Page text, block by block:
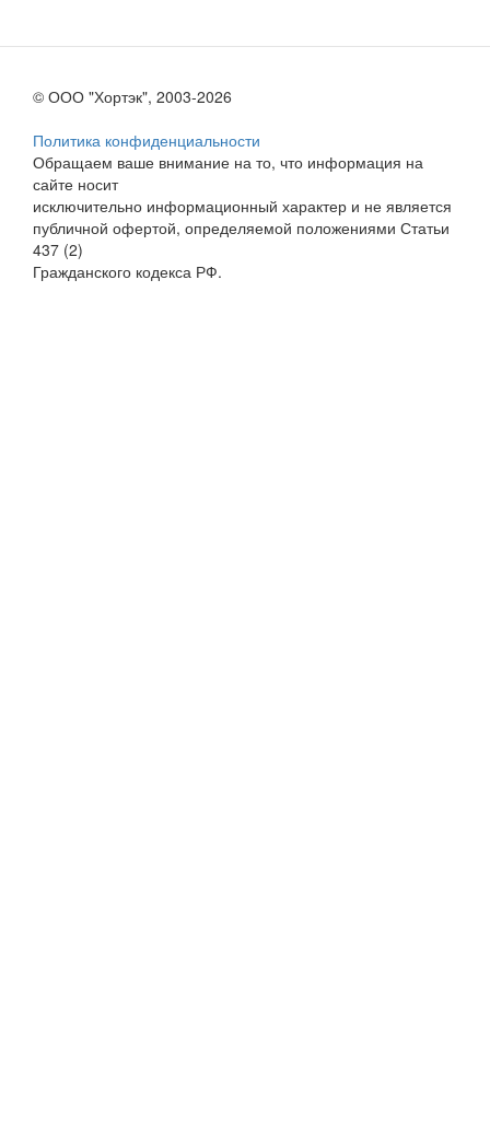
© ООО "Хортэк", 2003-2026
Политика конфиденциальности
Обращаем ваше внимание на то, что информация на
сайте носит
исключительно информационный характер и не является
публичной офертой, определяемой положениями Статьи
437 (2)
Гражданского кодекса РФ.